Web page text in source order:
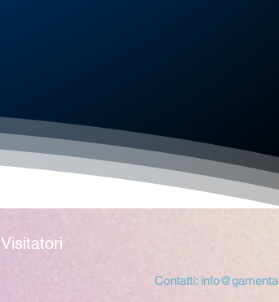
Visitatori
Contatti: